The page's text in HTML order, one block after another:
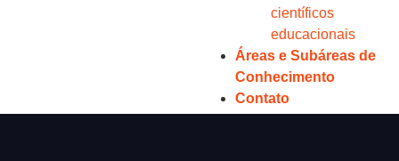
científicos
educacionais
Áreas e Subáreas de
Conhecimento
Contato